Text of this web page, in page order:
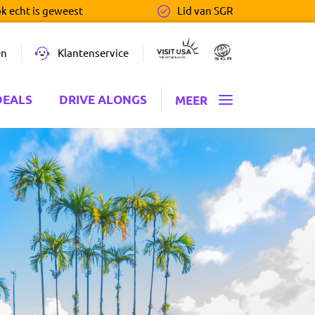
echt is geweest Lid van SGR
Klantenservice
DRIVE ALONGS MEER